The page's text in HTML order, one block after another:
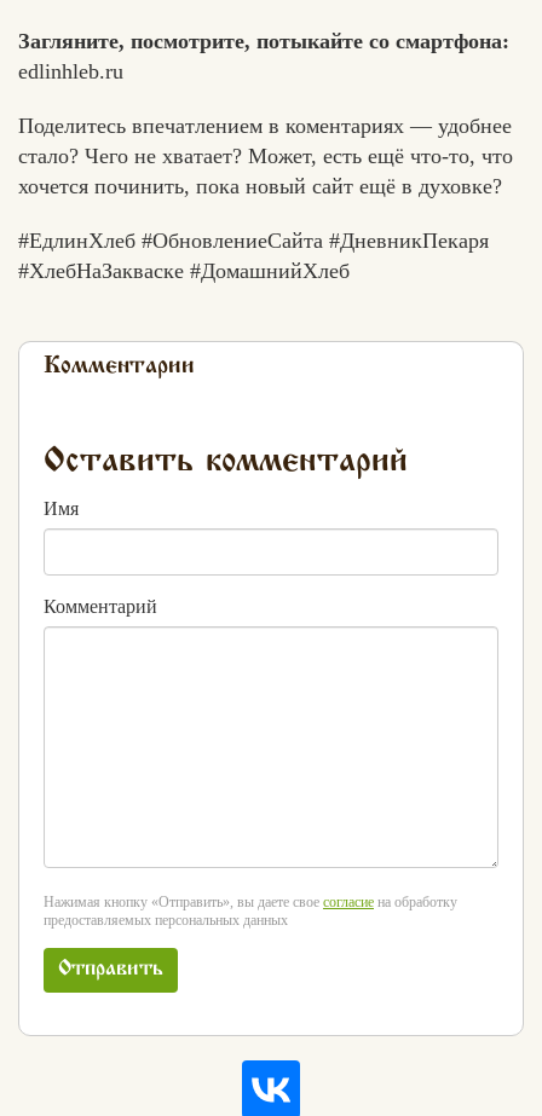
Загляните, посмотрите, потыкайте со смартфона:
edlinhleb.ru
Поделитесь впечатлением в коментариях — удобнее
стало? Чего не хватает? Может, есть ещё что-то, что
хочется починить, пока новый сайт ещё в духовке?
#ЕдлинХлеб #ОбновлениеСайта #ДневникПекаря
#ХлебНаЗакваске #ДомашнийХлеб
Комментарии
Оставить комментарий
Имя
Комментарий
Нажимая кнопку «Отправить», вы даете свое согласие на обработку
предоставляемых персональных данных
Отправить